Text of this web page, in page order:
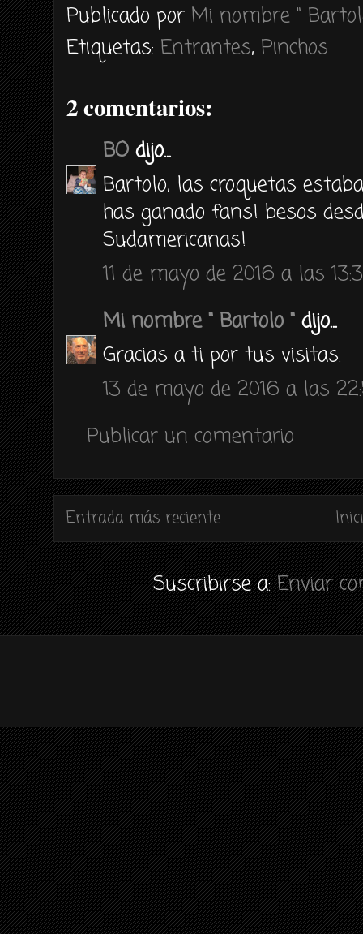
Publicado por Mi nombre "
Etiquetas: Entrantes, Pinchos
2 comentarios:
BO dijo...
Bartolo, las croquetas
has ganado fans! besos
Sudamericanas!
11 de mayo de 2016 a las
Mi nombre " Bartolo " dijo...
Gracias a ti por tus visitas.
13 de mayo de 2016 a las
Publicar un comentario
Entrada más reciente
Suscribirse a:Enviar